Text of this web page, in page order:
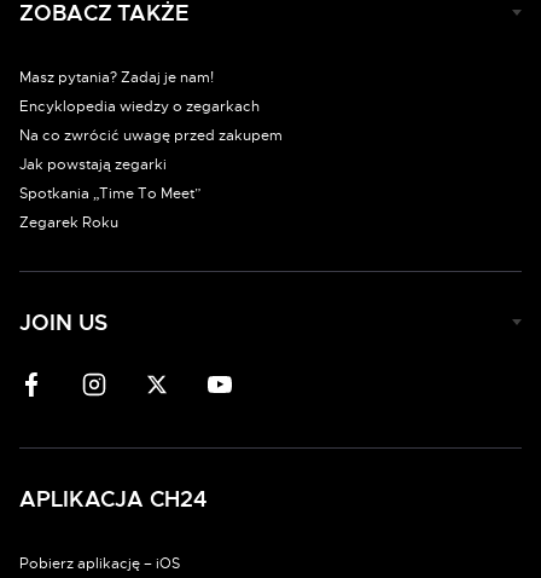
ZOBACZ TAKŻE
Masz pytania? Zadaj je nam!
Encyklopedia wiedzy o zegarkach
Na co zwrócić uwagę przed zakupem
Jak powstają zegarki
Spotkania „Time To Meet”
Zegarek Roku
JOIN US
APLIKACJA CH24
Pobierz aplikację – iOS